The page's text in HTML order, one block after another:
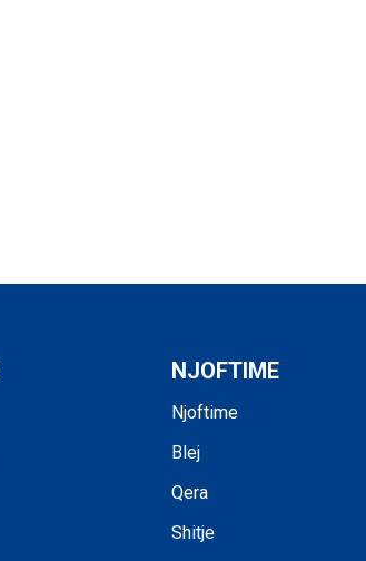
NJOFTIME
Njoftime
Blej
Qera
Shitje